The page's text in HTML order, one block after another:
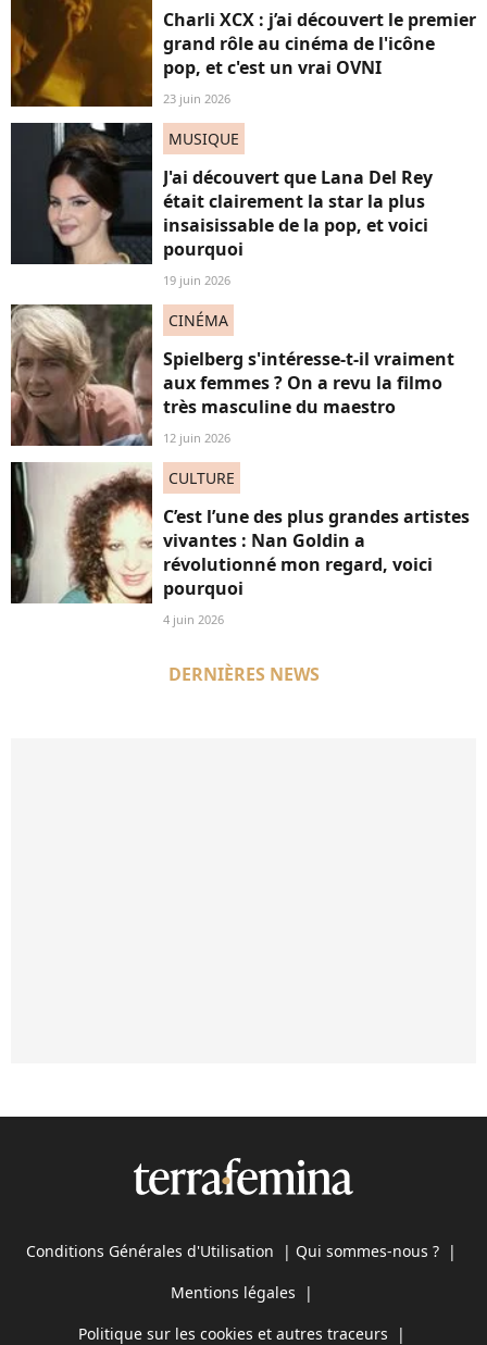
Charli XCX : j’ai découvert le premier
grand rôle au cinéma de l'icône
pop, et c'est un vrai OVNI
23 juin 2026
MUSIQUE
J'ai découvert que Lana Del Rey
était clairement la star la plus
insaisissable de la pop, et voici
pourquoi
19 juin 2026
CINÉMA
Spielberg s'intéresse-t-il vraiment
aux femmes ? On a revu la filmo
très masculine du maestro
12 juin 2026
CULTURE
C’est l’une des plus grandes artistes
vivantes : Nan Goldin a
révolutionné mon regard, voici
pourquoi
4 juin 2026
DERNIÈRES NEWS
Conditions Générales d'Utilisation | Qui sommes-nous ? |
Mentions légales |
Politique sur les cookies et autres traceurs |